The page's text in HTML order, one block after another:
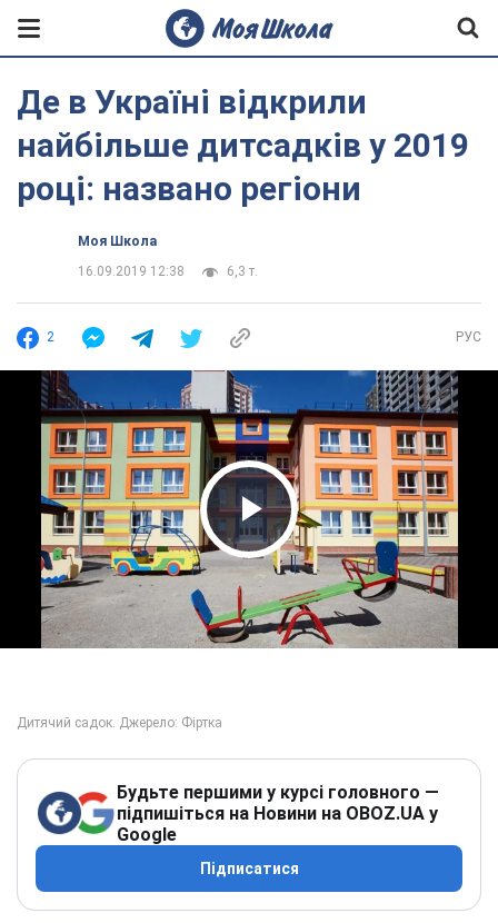
Де в Україні відкрили
найбільше дитсадків у 2019
році: названо регіони
Моя Школа
16.09.2019 12:38
6,3 т.
2 РУС
Play Video
Будьте першими у курсі головного —
підпишіться на Новини на OBOZ.UA у
Google
Підписатися